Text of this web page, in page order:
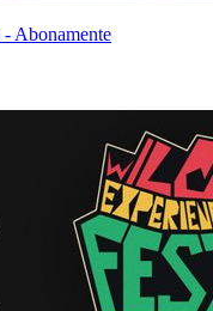
Abonamente